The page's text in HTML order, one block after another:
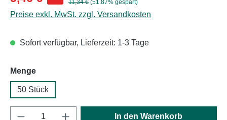
11,34 € (51.87% gespart)
Preise exkl. MwSt. zzgl. Versandkosten
Sofort verfügbar, Lieferzeit: 1-3 Tage
Mengeauswählen
50 Stück
Produkt Anzahl: Gib den gewünschten
In den Warenkorb